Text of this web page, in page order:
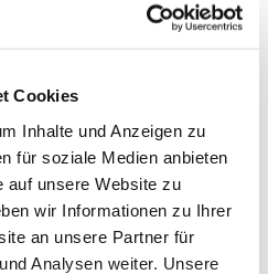
Cookies
Inhalte und Anzeigen zu
für soziale Medien anbieten
auf unsere Website zu
wir Informationen zu Ihrer
an unsere Partner für
Analysen weiter. Unsere
acier au carbone robuste et
et la pâte à
de crochets intégrés
les plats à pizza...